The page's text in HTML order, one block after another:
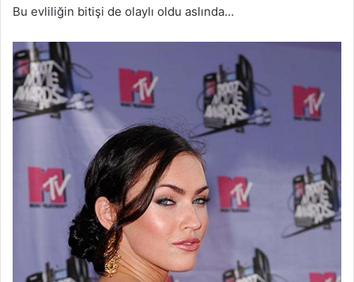
Bu evliliğin bitişi de olaylı oldu aslında…